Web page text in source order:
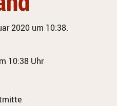
2020 um 10:38.
10:38 Uhr